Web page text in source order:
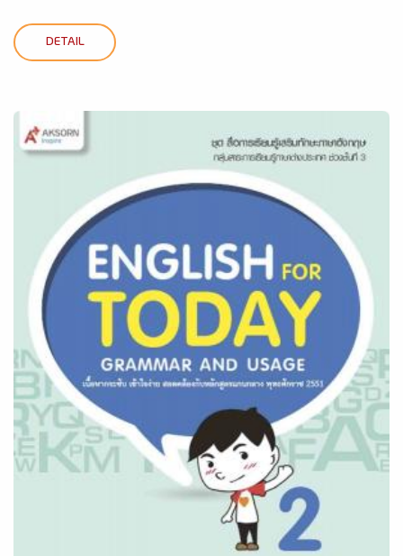
DETAIL